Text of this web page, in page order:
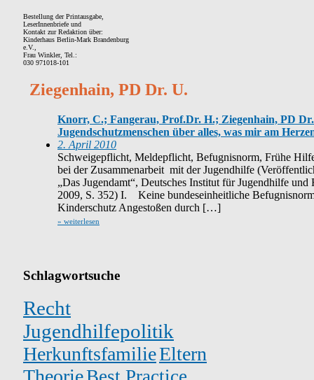
Bestellung der Printausgabe,
LeserInnenbriefe und
Kontakt zur Redaktion über:
Kinderhaus Berlin-Mark Brandenburg
e.V.,
Frau Winkler, Tel.:
030 971018-101
Ziegenhain, PD Dr. U.
Knorr, C.; Fangerau, Prof.Dr. H.; Ziegenhain, PD
Jugendschutzmenschen über alles, was mir am
2. April 2010
Schweigepflicht, Meldepflicht, Befugnisnorm, Frühe
bei der Zusammenarbeit mit der Jugendhilfe
„Das Jugendamt“, Deutsches Institut für Jugendhilfe
2009, S. 352) I. Keine bundeseinheitliche
Kinderschutz Angestoßen durch […]
» weiterlesen
Schlagwortsuche
Recht
Jugendhilfepolitik
HerkunftsfamilieEltern